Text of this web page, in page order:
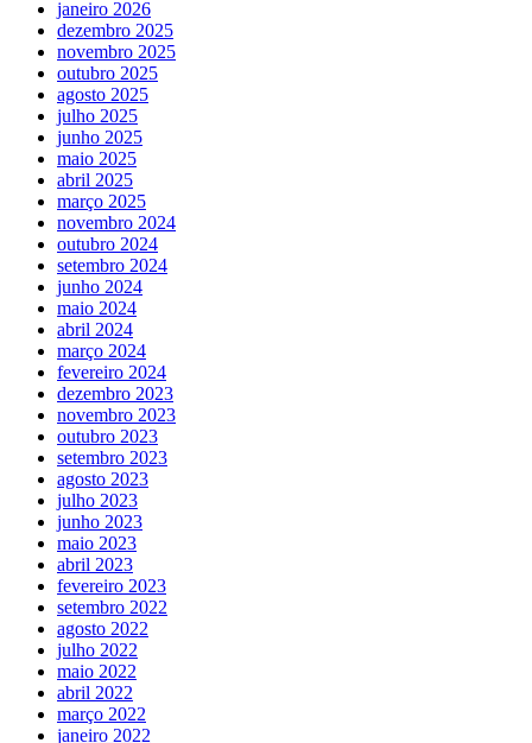
janeiro 2026
dezembro 2025
novembro 2025
outubro 2025
agosto 2025
julho 2025
junho 2025
maio 2025
abril 2025
março 2025
novembro 2024
outubro 2024
setembro 2024
junho 2024
maio 2024
abril 2024
março 2024
fevereiro 2024
dezembro 2023
novembro 2023
outubro 2023
setembro 2023
agosto 2023
julho 2023
junho 2023
maio 2023
abril 2023
fevereiro 2023
setembro 2022
agosto 2022
julho 2022
maio 2022
abril 2022
março 2022
janeiro 2022